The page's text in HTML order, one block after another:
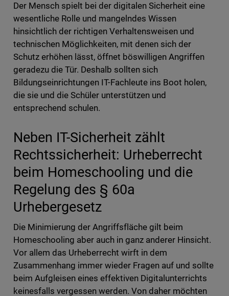
Der Mensch spielt bei der digitalen Sicherheit eine
wesentliche Rolle und mangelndes Wissen
hinsichtlich der richtigen Verhaltensweisen und
technischen Möglichkeiten, mit denen sich der
Schutz erhöhen lässt, öffnet böswilligen Angriffen
geradezu die Tür. Deshalb sollten sich
Bildungseinrichtungen IT-Fachleute ins Boot holen,
die sie und die Schüler unterstützen und
entsprechend schulen.
Neben IT-Sicherheit zählt
Rechtssicherheit: Urheberrecht
beim Homeschooling und die
Regelung des § 60a
Urhebergesetz
Die Minimierung der Angriffsfläche gilt beim
Homeschooling aber auch in ganz anderer Hinsicht.
Vor allem das Urheberrecht wirft in dem
Zusammenhang immer wieder Fragen auf und sollte
beim Aufgleisen eines effektiven Digitalunterrichts
keinesfalls vergessen werden. Von daher möchten